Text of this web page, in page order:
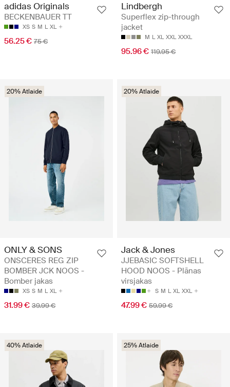
adidas Originals
BECKENBAUER TT
XS S M L XL
56.25 € 75 €
Lindbergh
Superflex zip-through
jacket
M L XL XXL XXXL
95.96 € 119.95 €
20% Atlaide
ONLY & SONS
ONSCERES REG ZIP
BOMBER JCK NOOS -
Bomber jakas
XS S M L XL
31.99 € 39.99 €
20% Atlaide
Jack & Jones
JJEBASIC SOFTSHELL
HOOD NOOS - Plānas
virsjakas
S M L XL XXL
47.99 € 59.99 €
40% Atlaide 25% Atlaide